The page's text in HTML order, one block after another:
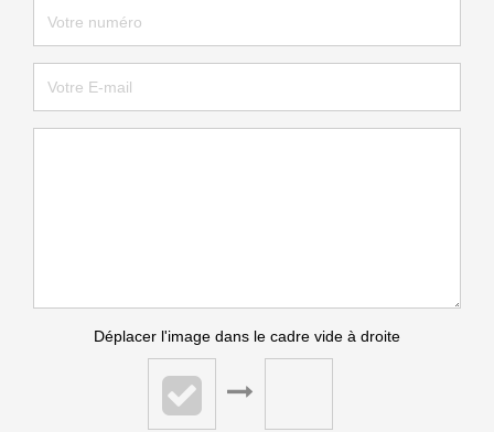
Déplacer l'image dans le cadre vide à droite